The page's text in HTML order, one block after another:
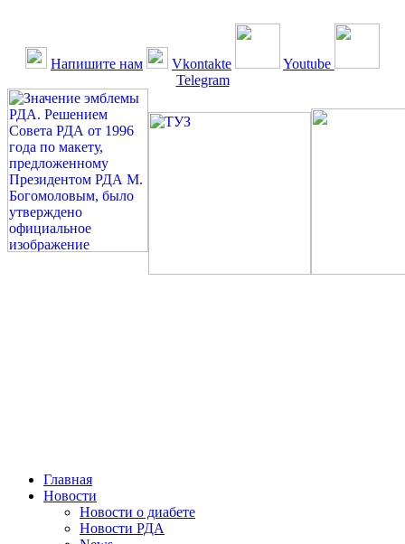
Напишите нам Vkontakte
Youtube
Telegram
Главная
Новости
Новости о диабете
Новости РДА